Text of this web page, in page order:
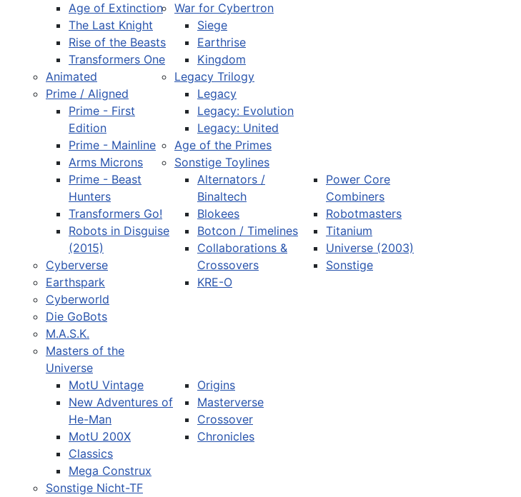
Age of Extinction
The Last Knight
Rise of the Beasts
Transformers One
Animated
Prime / Aligned
Prime - First
Edition
Prime - Mainline
Arms Microns
Prime - Beast
Hunters
Transformers Go!
Robots in Disguise
(2015)
Cyberverse
Earthspark
Cyberworld
War for Cybertron
Siege
Earthrise
Kingdom
Legacy Trilogy
Legacy
Legacy: Evolution
Legacy: United
Age of the Primes
Sonstige Toylines
Alternators /
Binaltech
Blokees
Botcon / Timelines
Collaborations &
Crossovers
KRE-O
Power Core
Combiners
Robotmasters
Titanium
Universe (2003)
Sonstige
Die GoBots
M.A.S.K.
Masters of the
Universe
MotU Vintage
New Adventures of
He-Man
MotU 200X
Classics
Mega Construx
Origins
Masterverse
Crossover
Chronicles
Sonstige Nicht-TF